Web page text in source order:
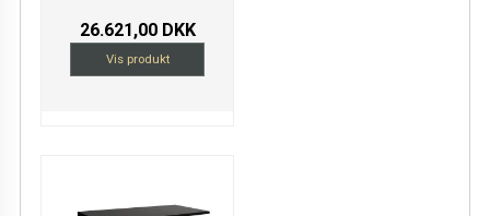
26.621,00 DKK
Vis produkt